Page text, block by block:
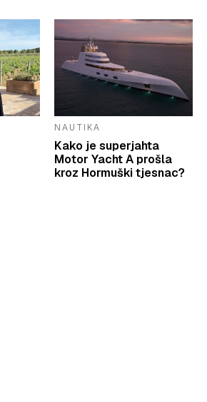
NAUTIKA
Kako je superjahta
Motor Yacht A prošla
kroz Hormuški tjesnac?